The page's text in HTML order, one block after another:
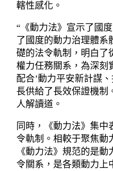
轄性感化。
“《動力法》宣示了國
了國度的動力治理體
礎的法令軌制，明白了
權力任務關系，為深刻
配合’動力平安新計謀
長供給了長效保證機制
人解讀道。
同時，《動力法》集
令軌制。相較于聚焦動
《動力法》規范的是
令關系，是各類動力上